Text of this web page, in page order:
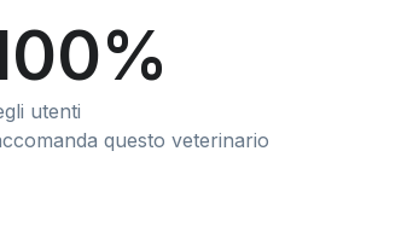
utenti
questo veterinario